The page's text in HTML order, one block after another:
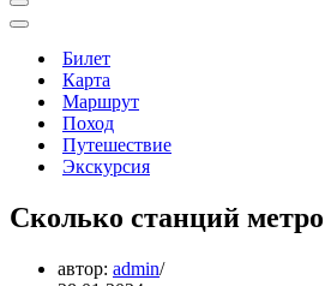
Меню
навигации
Меню
навигацииБилет
Карта
Маршрут
Поход
Путешествие
Экскурсия
Сколько станций
автор: admin